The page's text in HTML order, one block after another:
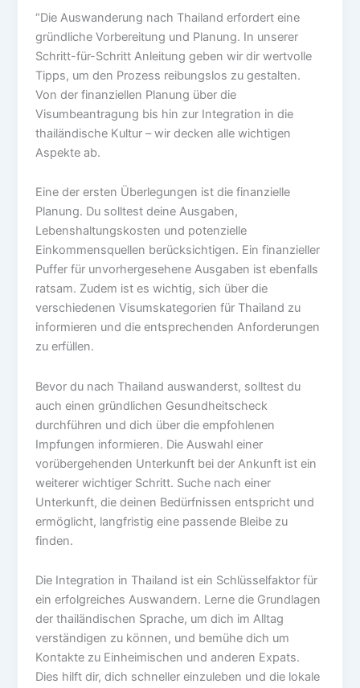
“Die Auswanderung nach Thailand erfordert eine
gründliche Vorbereitung und Planung. In unserer
Schritt-für-Schritt Anleitung geben wir dir wertvolle
Tipps, um den Prozess reibungslos zu gestalten.
Von der finanziellen Planung über die
Visumbeantragung bis hin zur Integration in die
thailändische Kultur – wir decken alle wichtigen
Aspekte ab.
Eine der ersten Überlegungen ist die finanzielle
Planung. Du solltest deine Ausgaben,
Lebenshaltungskosten und potenzielle
Einkommensquellen berücksichtigen. Ein finanzieller
Puffer für unvorhergesehene Ausgaben ist ebenfalls
ratsam. Zudem ist es wichtig, sich über die
verschiedenen Visumskategorien für Thailand zu
informieren und die entsprechenden Anforderungen
zu erfüllen.
Bevor du nach Thailand auswanderst, solltest du
auch einen gründlichen Gesundheitscheck
durchführen und dich über die empfohlenen
Impfungen informieren. Die Auswahl einer
vorübergehenden Unterkunft bei der Ankunft ist ein
weiterer wichtiger Schritt. Suche nach einer
Unterkunft, die deinen Bedürfnissen entspricht und
ermöglicht, langfristig eine passende Bleibe zu
finden.
Die Integration in Thailand ist ein Schlüsselfaktor für
ein erfolgreiches Auswandern. Lerne die Grundlagen
der thailändischen Sprache, um dich im Alltag
verständigen zu können, und bemühe dich um
Kontakte zu Einheimischen und anderen Expats.
Dies hilft dir, dich schneller einzuleben und die lokale